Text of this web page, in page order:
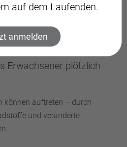
bis Oktober – mit Beginn
im späten Winter.
Erwachsener plötzlich
können auftreten – durch
und veränderte
auf dem Laufenden.
anmelden